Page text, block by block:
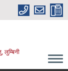
लुम्बिनी